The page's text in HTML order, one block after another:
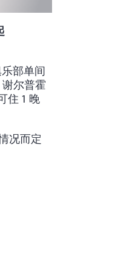
部单间
谢尔普霍
住 1 晚
况而定